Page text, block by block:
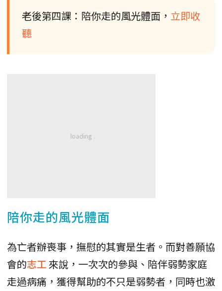
老後第四課：陪你走的風光體面， 立即收
聽
陪你走的風光體面
為亡者辦喪事，撫慰的其實是生者。而對善願協
會的志工來說，一次次的參與、陪伴弱勢家庭
走過病痛，獲得幫助的不只是弱勢者，同時也激